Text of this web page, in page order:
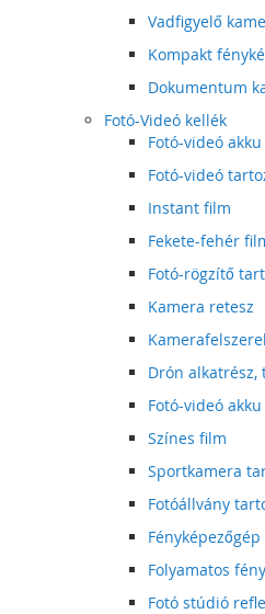
Vadfigyelő
Kompakt
Dokumentum
Fotó-Videó kellék
Fotó-videó akku
Fotó-videó
Instant film
Fekete-fehér
Fotó-rögzítő
Kamera retesz
Drón alkatrész,
Fotó-videó
Színes film
Sportkamera
Fotóállvány
Folyamatos
Fotó stúdió